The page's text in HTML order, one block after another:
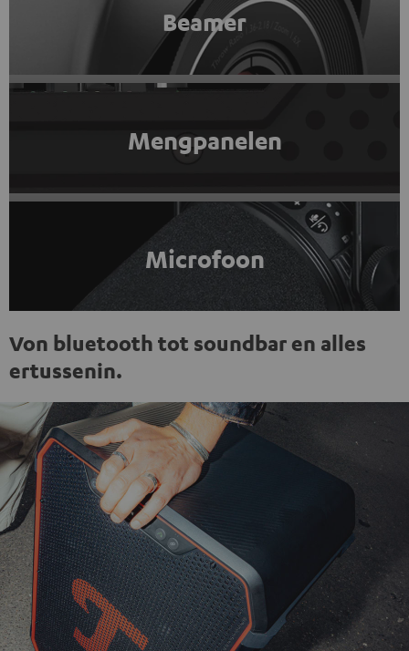
Beamer
Mengpanelen
Microfoon
Von bluetooth tot soundbar en alles
ertussenin.